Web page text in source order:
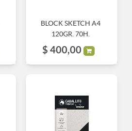
BLOCK SKETCH A4
120GR. 70H.
$ 400,00